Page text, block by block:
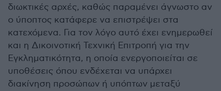
διωκτικές αρχές, καθώς παραμένει άγνωστο αν
ο ύποπτος κατάφερε να επιστρέψει στα
κατεχόμενα. Για τον λόγο αυτό έχει ενημερωθεί
και η Δικοινοτική Τεχνική Επιτροπή για την
Εγκληματικότητα, η οποία ενεργοποιείται σε
υποθέσεις όπου ενδέχεται να υπάρχει
διακίνηση προσώπων ή υπόπτων μεταξύ